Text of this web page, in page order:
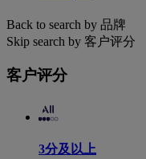
Back to search by 品牌
Skip search by 客户评分
客户评分
3分及以上